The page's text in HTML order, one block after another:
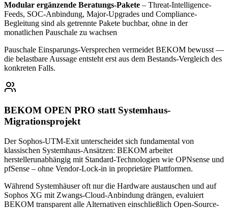
Modular ergänzende Beratungs-Pakete – Threat-Intelligence-
Feeds, SOC-Anbindung, Major-Upgrades und Compliance-
Begleitung sind als getrennte Pakete buchbar, ohne in der
monatlichen Pauschale zu wachsen
Pauschale Einsparungs-Versprechen vermeidet BEKOM bewusst —
die belastbare Aussage entsteht erst aus dem Bestands-Vergleich des
konkreten Falls.
BEKOM OPEN PRO statt Systemhaus-
Migrationsprojekt
Der Sophos-UTM-Exit unterscheidet sich fundamental von
klassischen Systemhaus-Ansätzen: BEKOM arbeitet
herstellerunabhängig mit Standard-Technologien wie OPNsense und
pfSense – ohne Vendor-Lock-in in proprietäre Plattformen.
Während Systemhäuser oft nur die Hardware austauschen und auf
Sophos XG mit Zwangs-Cloud-Anbindung drängen, evaluiert
BEKOM transparent alle Alternativen einschließlich Open-Source-